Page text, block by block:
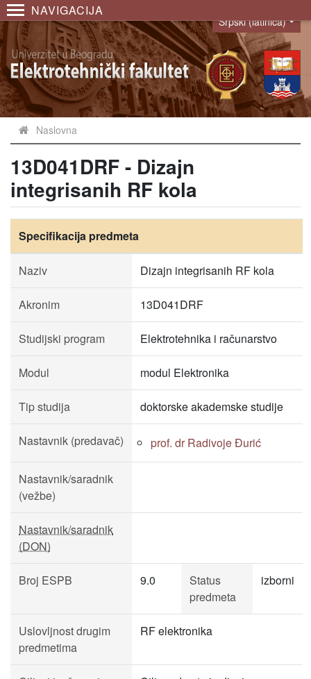
NAVIGACIJA
Language
Srpski (latinica)
Naslovna
13D041DRF - Dizajn
integrisanih RF kola
Specifikacija predmeta
Naziv Dizajn integrisanih RF kola
Akronim 13D041DRF
Studijski program Elektrotehnika i računarstvo
Modul modul Elektronika
Tip studija doktorske akademske studije
Nastavnik (predavač) prof. dr Radivoje Đurić
Nastavnik/saradnik
(vežbe)
Nastavnik/saradnik
(DON)
Broj ESPB 9.0
Status
predmeta
izborni
Uslovljnost drugim
predmetima
RF elektronika